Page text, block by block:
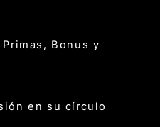
Bonus y
en su círculo